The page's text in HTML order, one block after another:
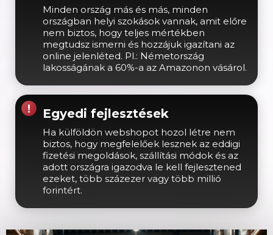
Minden ország más és más, minden
országban helyi szokások vannak, amit előre
nem biztos, hogy teljes mértékben
megtudsz ismerni és hozzájuk igazítani az
online jelenléted. Pl.: Németország
lakosságának a 60%-a az Amazonon vásárol.
Egyedi fejlesztések
Ha külföldön webshopot hozol létre nem
biztos, hogy megfelelőek lesznek az eddigi
fizetési megoldások, szállítási módok és az
adott országra igazodva le kell fejlesztened
ezeket, több százezer vagy több millió
forintért.